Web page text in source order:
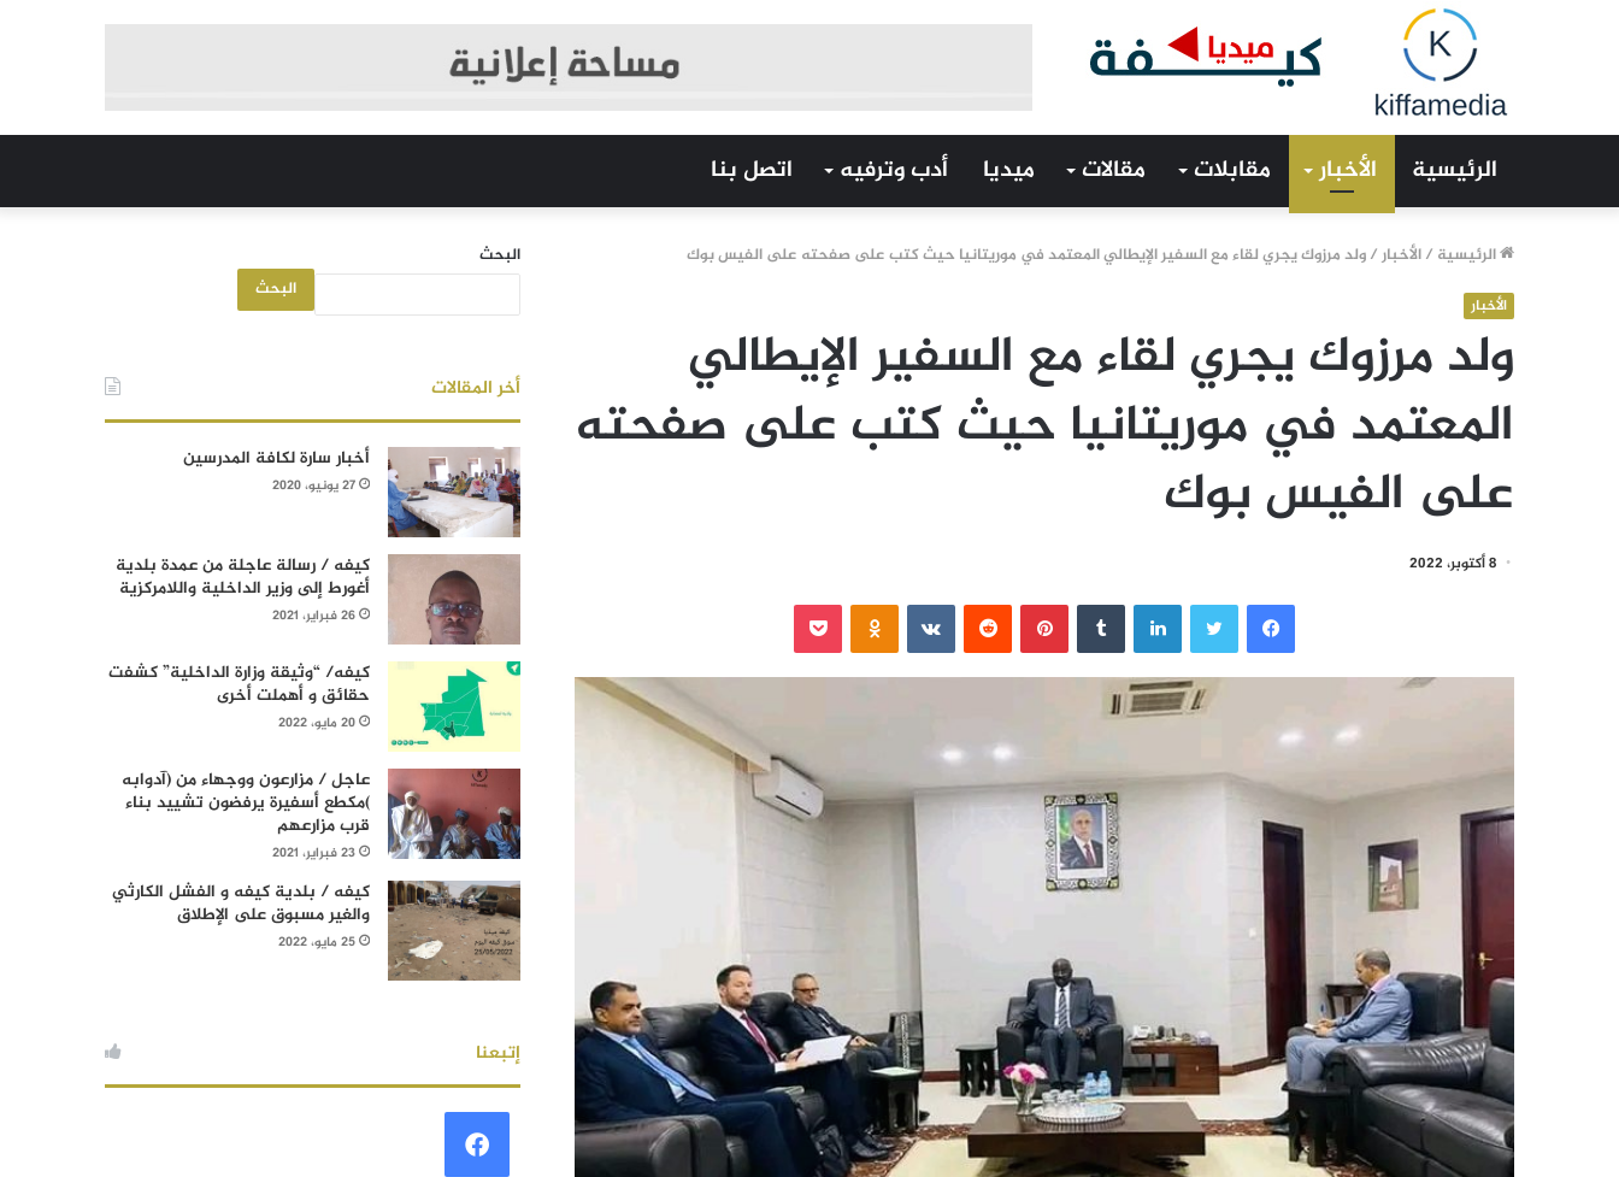
الرئيسية الأخبار مقابلات مقالات ميديا أدب وترفيه اتصل بنا
الرئيسية /الأخبار/ولد مرزوك يجري لقاء مع السفير الإيطالي المعتمد في موريتانيا حيث كتب على صفحته على الفيس بوك
الأخبار
ولد مرزوك يجري لقاء مع السفير الإيطالي
المعتمد في موريتانيا حيث كتب على صفحته
على الفيس بوك
8 أكتوبر، 2022
فيسبوك لينكدإن بينتيريست
البحث
البحث
أخر المقالات
أخبار سارة لكافة المدرسين
27 يونيو، 2020
كيفه / رسالة عاجلة من عمدة بلدية
أغورط إلى وزير الداخلية واللامركزية
26 فبراير، 2021
كيفه/ “وثيقة وزارة الداخلية” كشفت
حقائق و أهملت أخرى
20 مايو، 2022
عاجل / مزارعون ووجهاء من (آدوابه
)مكطع أسفيرة يرفضون تشييد بناء
قرب مزارعهم
23 فبراير، 2021
كيفه / بلدية كيفه و الفشل الكارثي
والغير مسبوق على الإطلاق
25 مايو، 2022
إتبعنا